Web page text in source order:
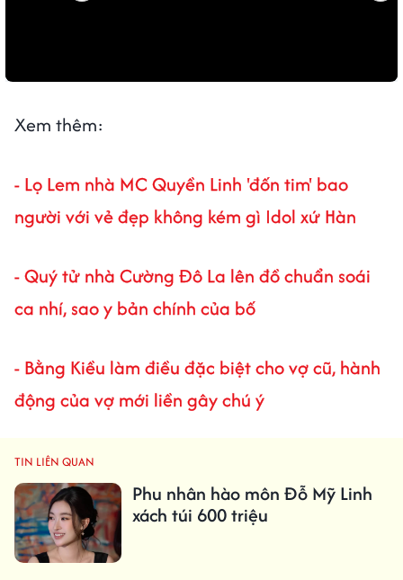
Xem thêm:
- Lọ Lem nhà MC Quyền Linh 'đốn tim' bao
người với vẻ đẹp không kém gì Idol xứ Hàn
- Quý tử nhà Cường Đô La lên đồ chuẩn soái
ca nhí, sao y bản chính của bố
- Bằng Kiều làm điều đặc biệt cho vợ cũ, hành
động của vợ mới liền gây chú ý
TIN LIÊN QUAN
Phu nhân hào môn Đỗ Mỹ Linh
xách túi 600 triệu